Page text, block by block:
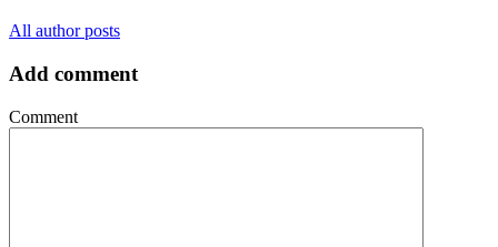
All author posts
Add comment
Comment